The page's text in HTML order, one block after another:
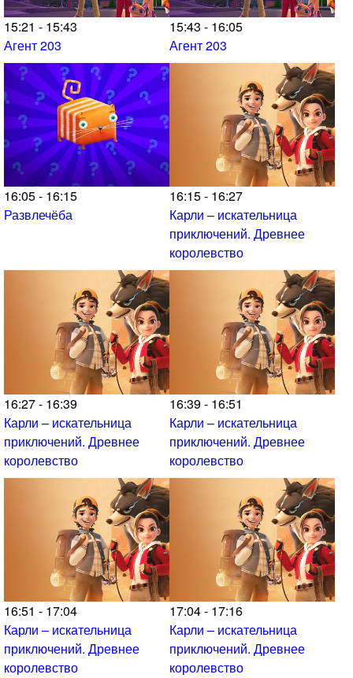
15:21 - 15:43
Агент 203
15:43 - 16:05
Агент 203
16:05 - 16:15
Развлечёба
16:15 - 16:27
Карли – искательница
приключений. Древнее
королевство
16:27 - 16:39
Карли – искательница
приключений. Древнее
королевство
16:39 - 16:51
Карли – искательница
приключений. Древнее
королевство
16:51 - 17:04
Карли – искательница
приключений. Древнее
королевство
17:04 - 17:16
Карли – искательница
приключений. Древнее
королевство